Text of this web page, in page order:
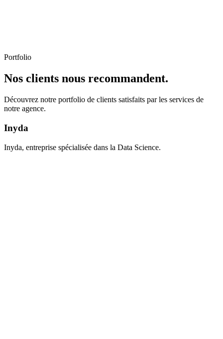
Portfolio
Nos clients nous recommandent.
Découvrez notre portfolio de clients satisfaits par les services de
notre agence.
Inyda
Inyda, entreprise spécialisée dans la Data Science.